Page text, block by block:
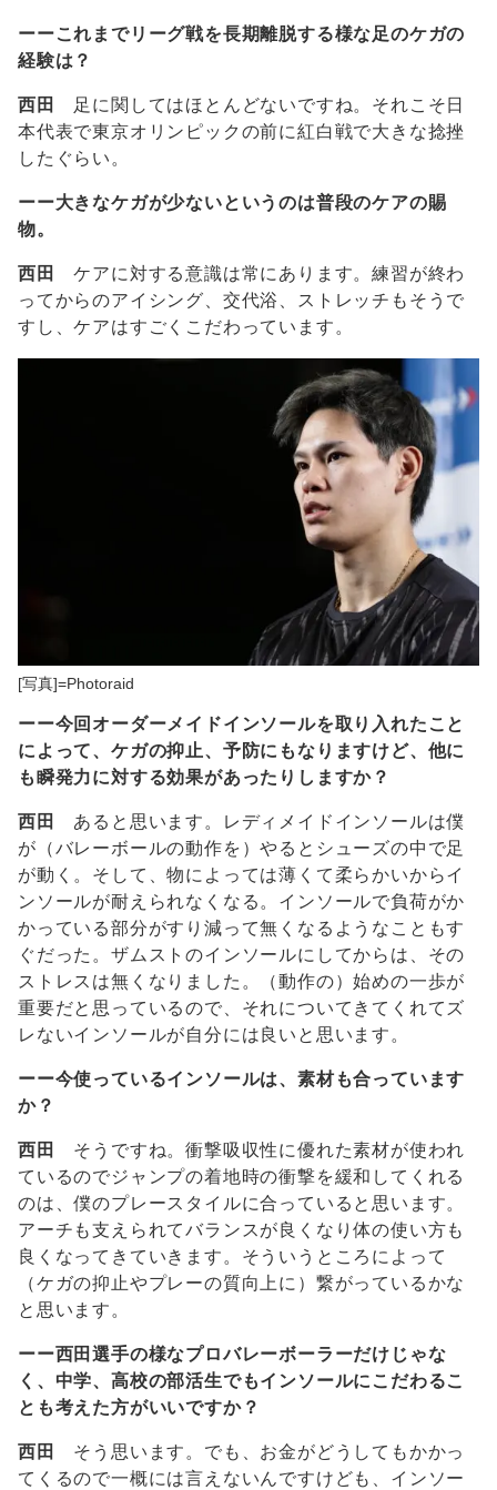
ーーこれまでリーグ戦を長期離脱する様な足のケガの
経験は？
西田 足に関してはほとんどないですね。それこそ日
本代表で東京オリンピックの前に紅白戦で大きな捻挫
したぐらい。
ーー大きなケガが少ないというのは普段のケアの賜
物。
西田ケアに対する意識は常にあります。練習が終わ
ってからのアイシング、交代浴、ストレッチもそうで
すし、ケアはすごくこだわっています。
[写真]=Photoraid
ーー今回オーダーメイドインソールを取り入れたこと
によって、ケガの抑止、予防にもなりますけど、他に
も瞬発力に対する効果があったりしますか？
西田 あると思います。レディメイドインソールは僕
が（バレーボールの動作を）やるとシューズの中で足
が動く。そして、物によっては薄くて柔らかいからイ
ンソールが耐えられなくなる。インソールで負荷がか
かっている部分がすり減って無くなるようなこともす
ぐだった。ザムストのインソールにしてからは、その
ストレスは無くなりました。（動作の）始めの一歩が
重要だと思っているので、それについてきてくれてズ
レないインソールが自分には良いと思います。
ーー今使っているインソールは、素材も合っています
か？
西田 そうですね。衝撃吸収性に優れた素材が使われ
ているのでジャンプの着地時の衝撃を緩和してくれる
のは、僕のプレースタイルに合っていると思います。
アーチも支えられてバランスが良くなり体の使い方も
良くなってきていきます。そういうところによって
（ケガの抑止やプレーの質向上に）繋がっているかな
と思います。
ーー西田選手の様なプロバレーボーラーだけじゃな
く、中学、高校の部活生でもインソールにこだわるこ
とも考えた方がいいですか？
西田 そう思います。でも、お金がどうしてもかかっ
てくるので一概には言えないんですけども、インソー